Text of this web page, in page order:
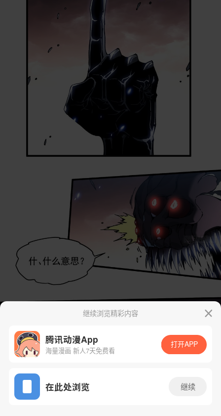
App免费看
继续浏览精彩内容
腾讯动漫App
海量漫画 新人7天免费看
打开APP
在此处浏览 继续